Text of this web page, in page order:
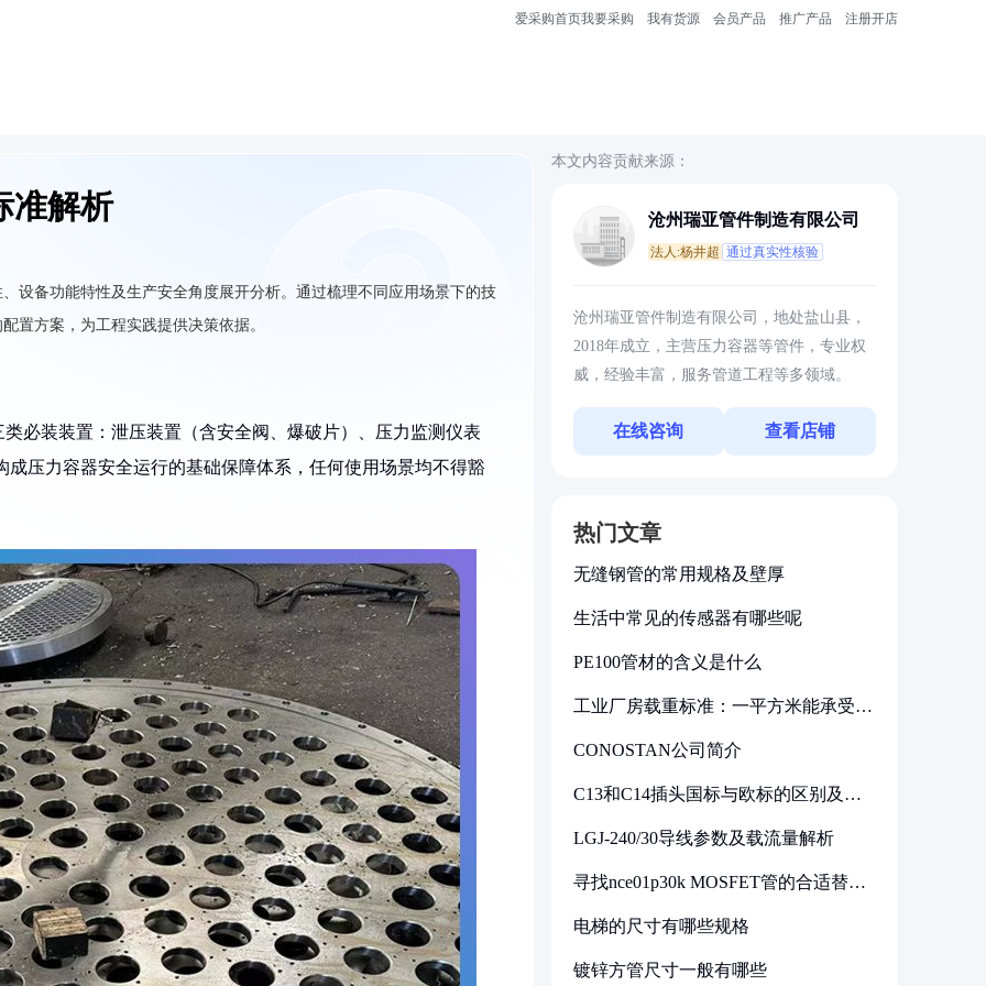
爱采购首页我要采购 我有货源 会员产品 推广产品 注册开店
准解析
设备功能特性及生产安全角度展开分析。通过梳理不同应用场景下的技
置方案，为工程实践提供决策依据。
必装装置：泄压装置（含安全阀、爆破片）、压力监测仪表
压力容器安全运行的基础保障体系，任何使用场景均不得豁
本文内容贡献来源：
沧州瑞亚管件制造有限公司
法人:杨井超 通过真实性核验
沧州瑞亚管件制造有限公司，地处盐山县，
2018年成立，主营压力容器等管件，专业权
威，经验丰富，服务管道工程等多领域。
在线咨询 查看店铺
热门文章
无缝钢管的常用规格及壁厚
生活中常见的传感器有哪些呢
PE100管材的含义是什么
工业厂房载重标准：一平方米能承受多
CONOSTAN公司简介
C13和C14插头国标与欧标的区别及其
LGJ-240/30导线参数及载流量解析
寻找nce01p30k MOSFET管的合适替代
电梯的尺寸有哪些规格
镀锌方管尺寸一般有哪些